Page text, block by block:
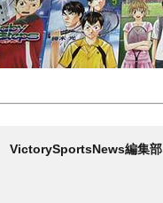
VictorySportsNews編集部